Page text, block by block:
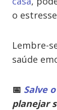
o
Lembre-
saúde
📅 Salve
planejar